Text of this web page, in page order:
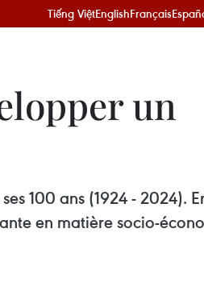
Tiếng ViệtEnglishFrançais
un
100 ans (1924 - 2024).
en matière socio-